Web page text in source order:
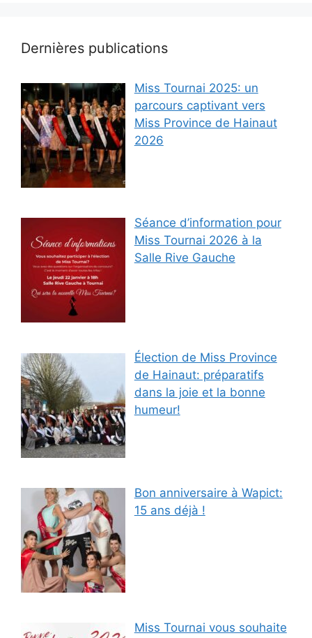
Dernières publications
Miss Tournai 2025: un
parcours captivant vers
Miss Province de Hainaut
2026
Séance d’information pour
Miss Tournai 2026 à la
Salle Rive Gauche
Élection de Miss Province
de Hainaut: préparatifs
dans la joie et la bonne
humeur!
Bon anniversaire à Wapict:
15 ans déjà !
Miss Tournai vous souhaite